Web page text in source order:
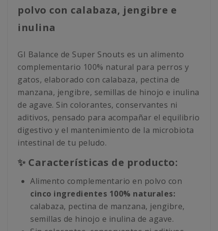
polvo con calabaza, jengibre e
inulina
GI Balance de Super Snouts es un alimento
complementario 100% natural para perros y
gatos, elaborado con calabaza, pectina de
manzana, jengibre, semillas de hinojo e inulina
de agave. Sin colorantes, conservantes ni
aditivos, pensado para acompañar el equilibrio
digestivo y el mantenimiento de la microbiota
intestinal de tu peludo.
✨ Características de producto:
Alimento complementario en polvo con
cinco ingredientes 100% naturales:
calabaza, pectina de manzana, jengibre,
semillas de hinojo e inulina de agave.